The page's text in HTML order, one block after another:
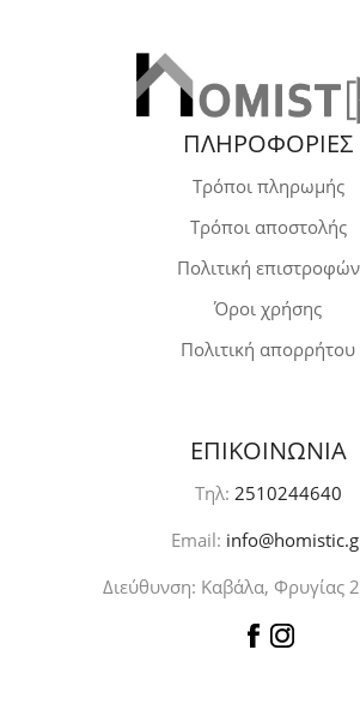
ΠΛΗΡΟΦΟΡΙΕΣ
Τρόποι πληρωμής
Τρόποι αποστολής
Πολιτική επιστροφών
Όροι χρήσης
Πολιτική απορρήτου
ΕΠΙΚΟΙΝΩΝΙΑ
Τηλ: 2510244640
Email:
Διεύθυνση: Καβάλα, Φρυγίας